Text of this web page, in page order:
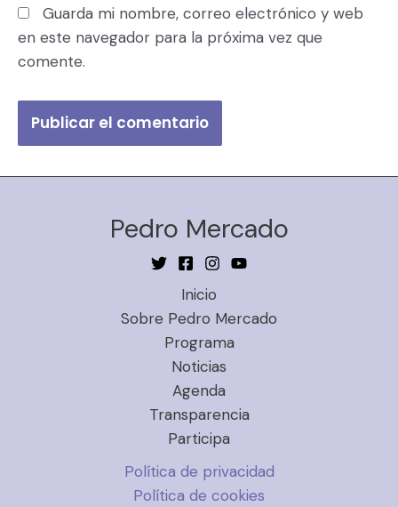
Guarda mi nombre, correo electrónico y web
en este navegador para la próxima vez que
comente.
Pedro Mercado
Inicio
Sobre Pedro Mercado
Programa
Noticias
Agenda
Transparencia
Participa
Política de privacidad
Política de cookies